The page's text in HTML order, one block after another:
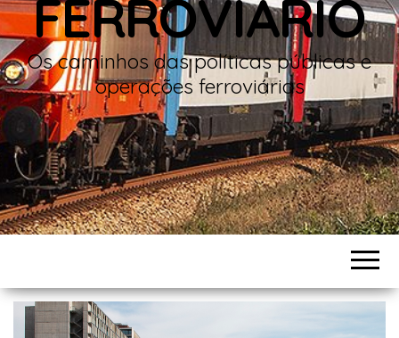
FERROVIÁRIO
Os caminhos das políticas públicas e
operações ferroviárias